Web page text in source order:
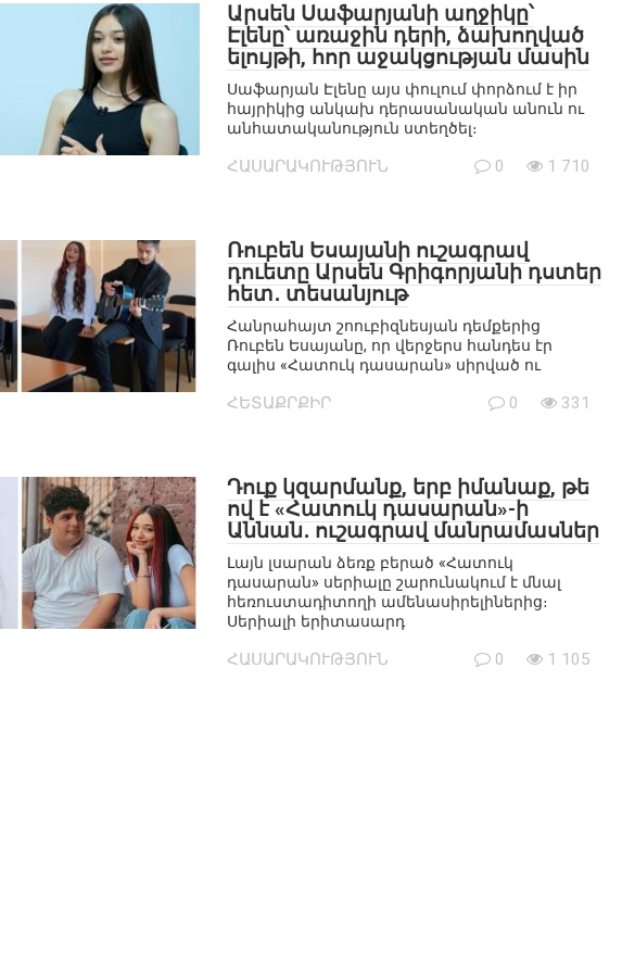
Արսեն Սաֆարյանի աղջիկը՝
Էլենը՝ առաջին դերի, ձախողված
ելույթի, հոր աջակցության մասին
Սաֆարյան Էլենը այս փուլում փորձում է իր
հայրիկից անկախ դերասանական անուն ու
անհատականություն ստեղծել։
ՀԱՍԱՐԱԿՈՒԹՅՈՒՆ 0 1 710
Ռուբեն Եսայանի ուշագրավ
դուետը Արսեն Գրիգորյանի դստեր
հետ․ տեսանյութ
Հանրահայտ շոուբիզնեսյան դեմքերից
Ռուբեն Եսայանը, որ վերջերս հանդես էր
գալիս «Հատուկ դասարան» սիրված ու
ՀԵՏԱՔՐՔԻՐ 0 331
Դուք կզարմանք, երբ իմանաք, թե
ով է «Հատուկ դասարան»-ի
Աննան․ ուշագրավ մանրամասներ
Լայն լսարան ձեռք բերած «Հատուկ
դասարան» սերիալը շարունակում է մնալ
հեռուստադիտողի ամենասիրելիներից։
Սերիալի երիտասարդ
ՀԱՍԱՐԱԿՈՒԹՅՈՒՆ 0 1 105